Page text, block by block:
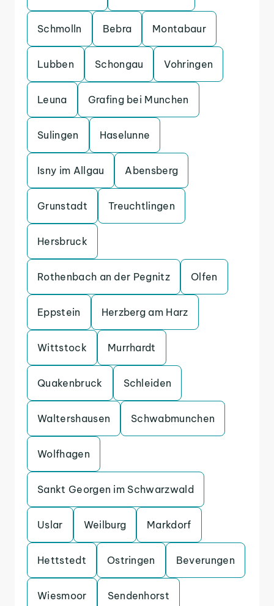
Schmolln Bebra Montabaur
Lubben Schongau Vohringen
Leuna Grafing bei Munchen
Sulingen Haselunne
Isny im Allgau Abensberg
Grunstadt Treuchtlingen
Hersbruck
Rothenbach an der Pegnitz Olfen
Eppstein Herzberg am Harz
Wittstock Murrhardt
Quakenbruck Schleiden
Waltershausen Schwabmunchen
Wolfhagen
Sankt Georgen im Schwarzwald
Uslar Weilburg Markdorf
Hettstedt Ostringen Beverungen
Wiesmoor Sendenhorst